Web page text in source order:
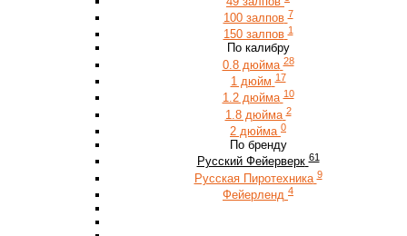
100 залпов 7
150 залпов 1
По калибру
0.8 дюйма 28
1 дюйм 17
1.2 дюйма 10
1.8 дюйма 2
2 дюйма 0
По бренду
Русский Фейерверк 61
Русская Пиротехника 9
Фейерленд 4